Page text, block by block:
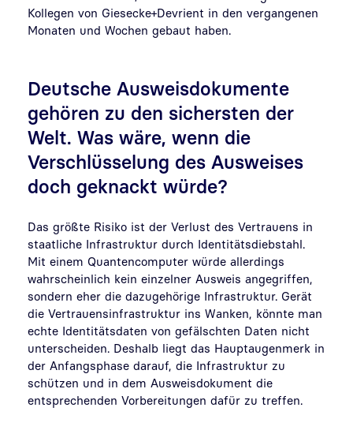
Kollegen von Giesecke+Devrient in den vergangenen
Monaten und Wochen gebaut haben.
Deutsche Ausweisdokumente
gehören zu den sichersten der
Welt. Was wäre, wenn die
Verschlüsselung des Ausweises
doch geknackt würde?
Das größte Risiko ist der Verlust des Vertrauens in
staatliche Infrastruktur durch Identitätsdiebstahl.
Mit einem Quantencomputer würde allerdings
wahrscheinlich kein einzelner Ausweis angegriffen,
sondern eher die dazugehörige Infrastruktur. Gerät
die Vertrauensinfrastruktur ins Wanken, könnte man
echte Identitätsdaten von gefälschten Daten nicht
unterscheiden. Deshalb liegt das Hauptaugenmerk in
der Anfangsphase darauf, die Infrastruktur zu
schützen und in dem Ausweisdokument die
entsprechenden Vorbereitungen dafür zu treffen.